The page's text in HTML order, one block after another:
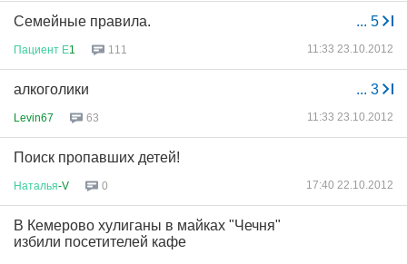
... 5
Семейные правила.
Пациент Е1 111 11:33 23.10.2012
... 3
алкоголики
Levin67 63 11:33 23.10.2012
Поиск пропавших детей!
Наталья-V 0 17:40 22.10.2012
В Кемерово хулиганы в майках "Чечня"
избили посетителей кафе